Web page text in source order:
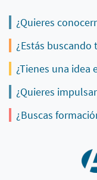
¿Quieres
¿Estás buscando
¿Tienes una idea
¿Quieres
¿Buscas